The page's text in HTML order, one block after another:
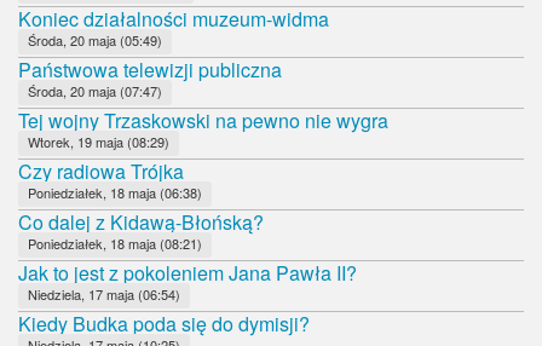
Koniec działalności muzeum-widma
Środa, 20 maja (05:49)
Państwowa telewizji publiczna
Środa, 20 maja (07:47)
Tej wojny Trzaskowski na pewno nie wygra
Wtorek, 19 maja (08:29)
Czy radiowa Trójka
Poniedziałek, 18 maja (06:38)
Co dalej z Kidawą-Błońską?
Poniedziałek, 18 maja (08:21)
Jak to jest z pokoleniem Jana Pawła II?
Niedziela, 17 maja (06:54)
Kiedy Budka poda się do dymisji?